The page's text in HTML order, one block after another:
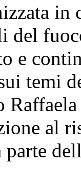
in
del
e
temi
al